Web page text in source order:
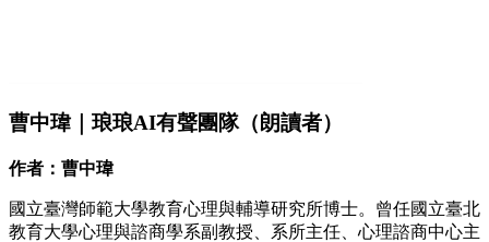
曹中瑋｜琅琅AI有聲團隊（朗讀者）
作者：曹中瑋
國立臺灣師範大學教育心理與輔導研究所博士。曾任國立臺北
教育大學心理與諮商學系副教授、系所主任、心理諮商中心主